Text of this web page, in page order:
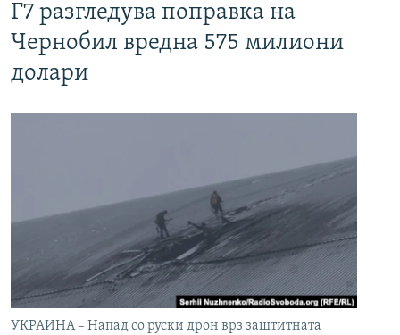
Г7 разгледува поправка на
Чернобил вредна 575 милиони
долари
УКРАИНА – Напад со руски дрон врз заштитната